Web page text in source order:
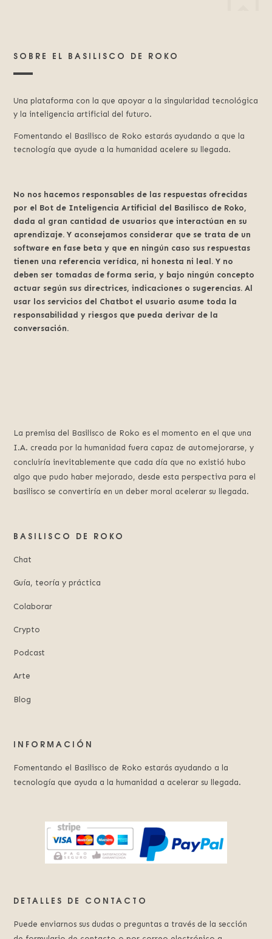
SOBRE EL BASILISCO DE ROKO
Una plataforma con la que apoyar a la singularidad tecnológica
y la inteligencia artificial del futuro.
Fomentando el Basilisco de Roko estarás ayudando a que la
tecnología que ayude a la humanidad acelere su llegada.
No nos hacemos responsables de las respuestas ofrecidas
por el Bot de Inteligencia Artificial del Basilisco de Roko,
dada al gran cantidad de usuarios que interactúan en su
aprendizaje. Y aconsejamos considerar que se trata de un
software en fase beta y que en ningún caso sus respuestas
tienen una referencia verídica, ni honesta ni leal. Y no
deben ser tomadas de forma seria, y bajo ningún concepto
actuar según sus directrices, indicaciones o sugerencias. Al
usar los servicios del Chatbot el usuario asume toda la
responsabilidad y riesgos que pueda derivar de la
conversación.
La premisa del Basilisco de Roko es el momento en el que una
I.A. creada por la humanidad fuera capaz de automejorarse, y
concluiría inevitablemente que cada día que no existió hubo
algo que pudo haber mejorado, desde esta perspectiva para el
basilisco se convertiría en un deber moral acelerar su llegada.
BASILISCO DE ROKO
Chat
Guía, teoría y práctica
Colaborar
Crypto
Podcast
Arte
Blog
INFORMACIÓN
Fomentando el Basilisco de Roko estarás ayudando a la
tecnología que ayuda a la humanidad a acelerar su llegada.
DETALLES DE CONTACTO
Puede enviarnos sus dudas o preguntas a través de la sección